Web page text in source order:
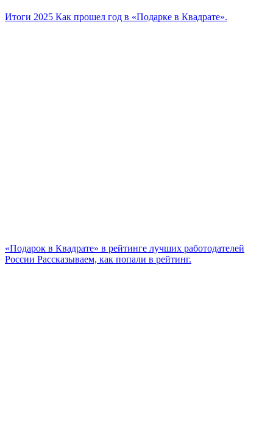
Итоги 2025 Как прошел год в «Подарке в Квадрате».
«Подарок в Квадрате» в рейтинге лучших работодателей
России Рассказываем, как попали в рейтинг.